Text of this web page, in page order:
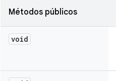
Métodos públicos
void